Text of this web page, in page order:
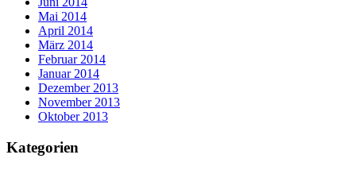
Mai 2014
April 2014
März 2014
Februar 2014
Januar 2014
Dezember 2013
November 2013
Oktober 2013
Kategorien